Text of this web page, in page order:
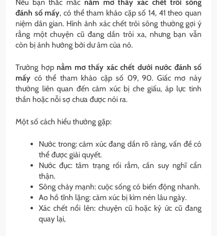
Nếu bạn thắc mắc nằm mơ thấy xác chết trôi sông
đánh số mấy, có thể tham khảo cặp số 14, 41 theo quan
niệm dân gian. Hình ảnh xác chết trôi sông thường gợi ý
rằng một chuyện cũ đang dần trôi xa, nhưng bạn vẫn
còn bị ảnh hưởng bởi dư âm của nó.
Trường hợp nằm mơ thấy xác chết dưới nước đánh số
mấy có thể tham khảo cặp số 09, 90. Giấc mơ này
thường liên quan đến cảm xúc bị che giấu, áp lực tinh
thần hoặc nỗi sợ chưa được nói ra.
Một số cách hiểu thường gặp:
Nước trong: cảm xúc đang dần rõ ràng, vấn đề có
thể được giải quyết.
Nước đục: tâm trạng rối rắm, cần suy nghĩ cẩn
thận.
Sông chảy mạnh: cuộc sống có biến động nhanh.
Ao hồ tĩnh lặng: cảm xúc bị kìm nén lâu ngày.
Xác chết nổi lên: chuyện cũ hoặc ký ức cũ đang
quay lại,